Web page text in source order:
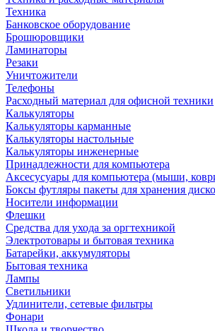
Техника
Банковское оборудование
Брошюровщики
Ламинаторы
Резаки
Уничтожители
Телефоны
Расходный материал для офисной техники
Калькуляторы
Калькуляторы карманные
Калькуляторы настольные
Калькуляторы инженерные
Принадлежности для компьютера
Аксесусуары для компьютера (мыши,
Боксы футляры пакеты для хранения
Носители информации
Флешки
Средства для ухода за оргтехникой
Электротовары и бытовая техника
Батарейки, аккумуляторы
Бытовая техника
Лампы
Светильники
Удлинители, сетевые фильтры
Фонари